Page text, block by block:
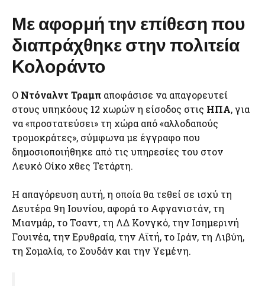
Με αφορμή την επίθεση που
διαπράχθηκε στην πολιτεία
Κολοράντο
Ο Ντόναλντ Τραμπ αποφάσισε να απαγορευτεί
στους υπηκόους 12 χωρών η είσοδος στις ΗΠΑ, για
να «προστατεύσει» τη χώρα από «αλλοδαπούς
τρομοκράτες», σύμφωνα με έγγραφο που
δημοσιοποιήθηκε από τις υπηρεσίες του στον
Λευκό Οίκο χθες Τετάρτη.
Η απαγόρευση αυτή, η οποία θα τεθεί σε ισχύ τη
Δευτέρα 9η Ιουνίου, αφορά το Αφγανιστάν, τη
Μιανμάρ, το Τσαντ, τη ΛΔ Κονγκό, την Ισημερινή
Γουινέα, την Ερυθραία, την Αϊτή, το Ιράν, τη Λιβύη,
τη Σομαλία, το Σουδάν και την Υεμένη.